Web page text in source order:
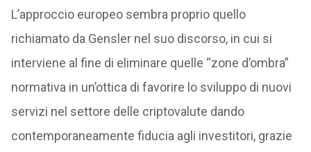
L’approccio europeo sembra proprio quello
richiamato da Gensler nel suo discorso, in cui si
interviene al fine di eliminare quelle “zone d’ombra”
normativa in un’ottica di favorire lo sviluppo di nuovi
servizi nel settore delle criptovalute dando
contemporaneamente fiducia agli investitori, grazie